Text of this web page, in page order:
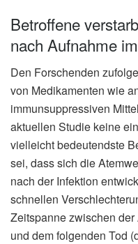
Betroffene
nach Aufnahme
Den Forschenden
von Medikamenten wie
immunsuppressiven
aktuellen Studie keine
vielleicht bedeutendste
sei, dass sich die
nach der Infektion
schnellen
Zeitspanne zwischen
und dem folgenden Tod